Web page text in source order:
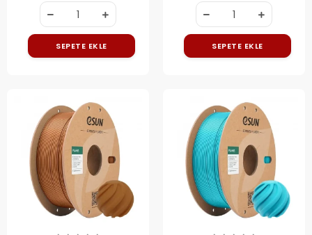
SEPETE EKLE SEPETE EKLE